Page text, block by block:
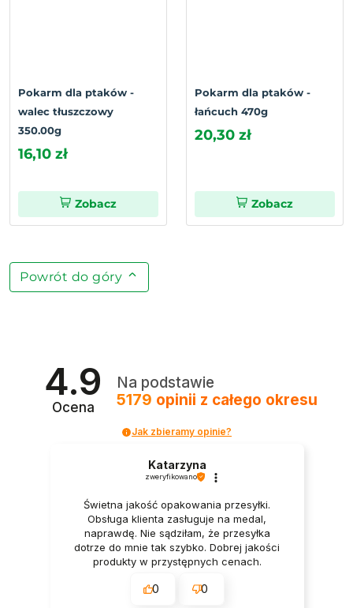
Pokarm dla ptaków -
walec tłuszczowy
350.00g
16,10 zł
Zobacz
Pokarm dla ptaków -
łańcuch 470g
20,30 zł
Zobacz
Powrót do góry
4.9
Ocena
Na podstawie
5179 opinii z całego okresu
Jak zbieramy opinie?
Katarzyna
zweryfikowano
Świetna jakość opakowania przesyłki.
Obsługa klienta zasługuje na medal,
naprawdę. Nie sądziłam, że przesyłka
dotrze do mnie tak szybko. Dobrej jakości
produkty w przystępnych cenach.
0 0